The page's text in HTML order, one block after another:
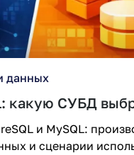
данных
какую СУБД
и MySQL:
и сценарии